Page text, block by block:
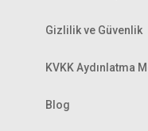
Gizlilik ve Güvenlik
KVKK Aydınlatma
Blog